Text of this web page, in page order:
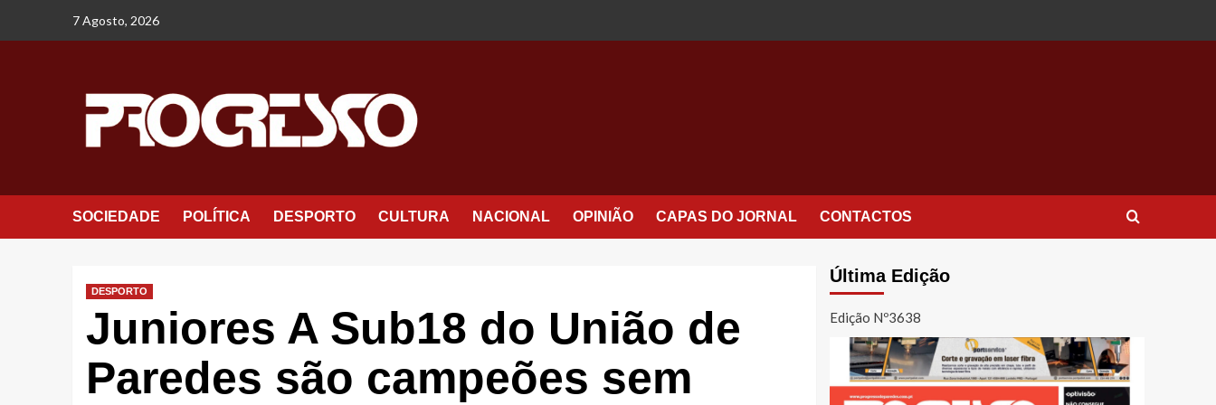
7 Agosto, 2026
SOCIEDADE POLÍTICA DESPORTO CULTURA NACIONAL OPINIÃO CAPAS DO JORNAL CONTACTOS
DESPORTO
Juniores A Sub18 do União de
Paredes são campeões sem
Última Edição
Edição Nº3638